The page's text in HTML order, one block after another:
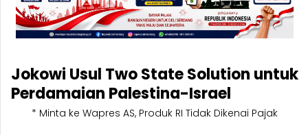
Jokowi Usul Two State Solution untuk
Perdamaian Palestina-Israel
* Minta ke Wapres AS, Produk RI Tidak Dikenai Pajak